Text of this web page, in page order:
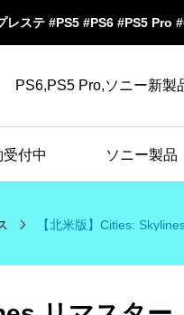
レステ #PS5 #PS6 #PS5
PS6,PS5 Pro,ソニー新製
受付中 ソニー製品
【北米版】Cities: